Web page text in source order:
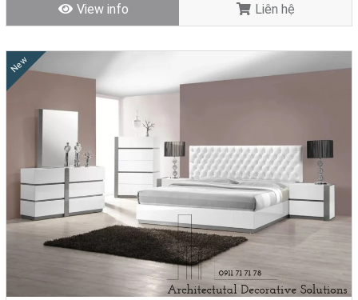
View info Liên hệ
New